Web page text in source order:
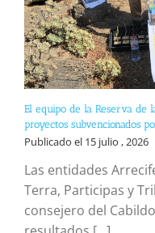
El equipo de la Reserva de
proyectos subvencionados
Publicado el 15 julio , 2026
Las entidades
Terra, Participas y
consejero del